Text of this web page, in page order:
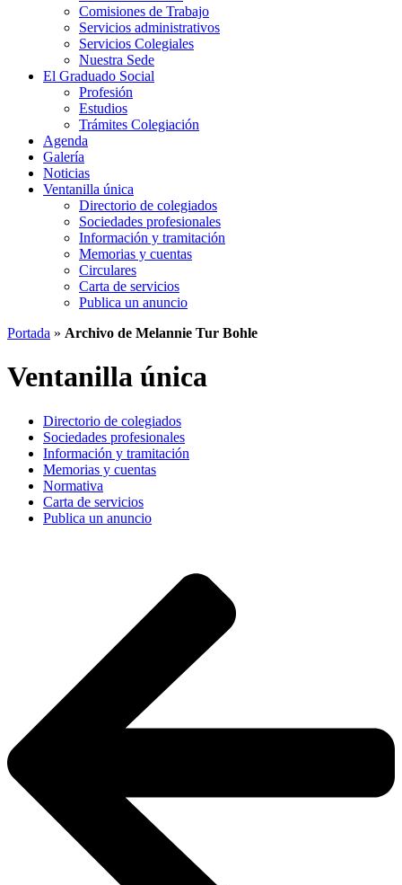
Comisiones de Trabajo
Servicios administrativos
Servicios Colegiales
Nuestra Sede
El Graduado Social
Profesión
Estudios
Trámites Colegiación
Agenda
Galería
Noticias
Ventanilla única
Directorio de colegiados
Sociedades profesionales
Información y tramitación
Memorias y cuentas
Circulares
Carta de servicios
Publica un anuncio
Portada » Archivo de Melannie Tur Bohle
Ventanilla única
Directorio de colegiados
Sociedades profesionales
Información y tramitación
Memorias y cuentas
Normativa
Carta de servicios
Publica un anuncio